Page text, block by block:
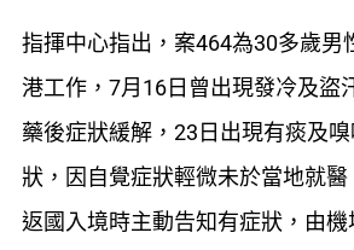
指揮中心指出，案464為30多歲男
港工作，7月16日曾出現發冷及盜
藥後症狀緩解，23日出現有痰及
狀，因自覺症狀輕微未於當地就醫
返國入境時主動告知有症狀，由